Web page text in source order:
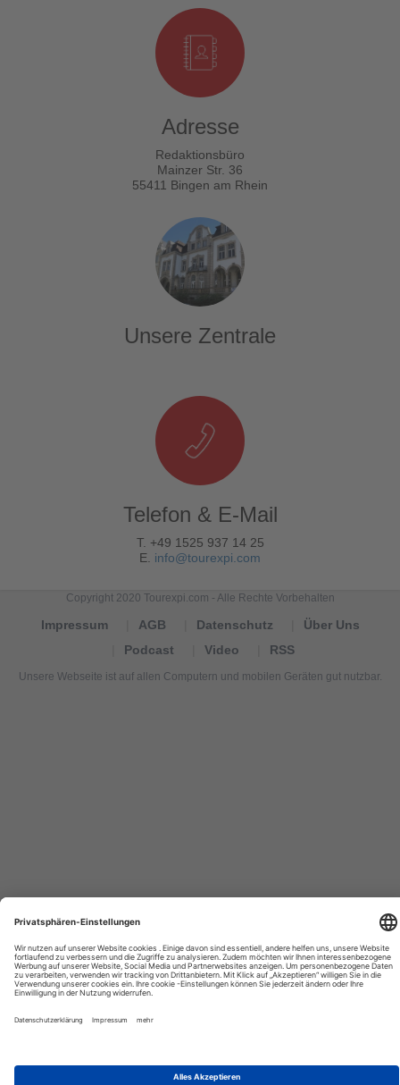
Adresse
Redaktionsbüro
Mainzer Str. 36
55411 Bingen am Rhein
Unsere Zentrale
Telefon & E-Mail
T. +49 1525 937 14 25
E. info@tourexpi.com
Copyright 2020 Tourexpi.com - Alle Rechte Vorbehalten
Impressum AGB Datenschutz
Über Uns
Podcast
Video RSS
Unsere Webseite ist auf allen Computern und mobilen Geräten gut nutzbar.
travel
tourism
news,
international
tourism
news,
in